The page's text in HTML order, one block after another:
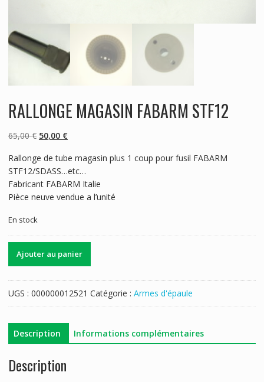
RALLONGE MAGASIN FABARM STF12
65,00€ Le
initial
était :
65,00 €.
50,00 €Le
actuel
est :
50,00 €.
Rallonge de tube magasin plus 1 coup pour fusil FABARM
STF12/SDASS…etc…
Fabricant FABARM Italie
Pièce neuve vendue a l’unité
En stock
de
FABARM
Ajouter au panier
UGS : 000000012521 Catégorie : Armes d'épaule
Description Informations complémentaires
Description